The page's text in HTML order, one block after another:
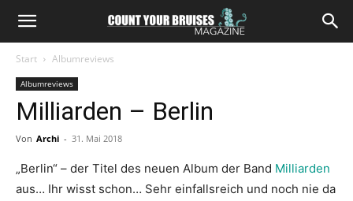
Start Albumreviews
Albumreviews
Milliarden – Berlin
Von Archi - 31. Mai 2018
„Berlin“ – der Titel des neuen Album der Band Milliarden
aus… Ihr wisst schon… Sehr einfallsreich und noch nie da